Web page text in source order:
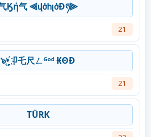
气Ӄή气 ⫷վծհլծÐཉ⫸
21
๖ۣ•҉卩乇尺ㄥᴳᵒᵈ ₭ΘĐ
21
TÜRK